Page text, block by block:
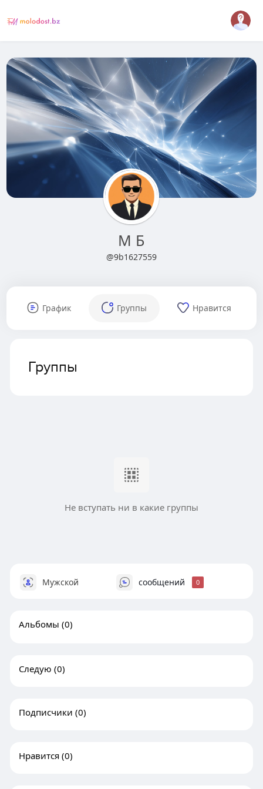
М Б
@9b1627559
График Группы Нравится
Группы
Не вступать ни в какие группы
Мужской сообщений 0
Альбомы (0)
Следую (0)
Подписчики (0)
Нравится (0)